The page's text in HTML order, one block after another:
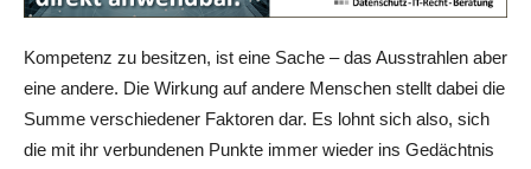
Kompetenz zu besitzen, ist eine Sache – das Ausstrahlen aber
eine andere. Die Wirkung auf andere Menschen stellt dabei die
Summe verschiedener Faktoren dar. Es lohnt sich also, sich
die mit ihr verbundenen Punkte immer wieder ins Gedächtnis